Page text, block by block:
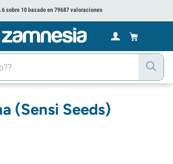
sobre 10 basado en 79687 valoraciones
(Sensi Seeds)